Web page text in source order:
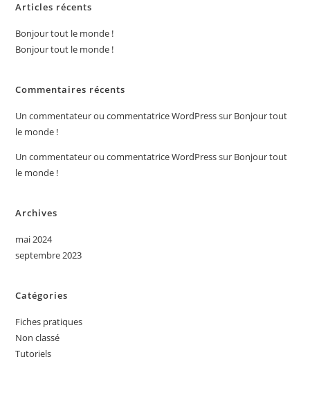
Articles récents
Bonjour tout le monde !
Bonjour tout le monde !
Commentaires récents
Un commentateur ou commentatrice WordPresssur Bonjour tout
le monde !
Un commentateur ou commentatrice WordPresssur Bonjour tout
le monde !
Archives
mai 2024
septembre 2023
Catégories
Fiches pratiques
Non classé
Tutoriels